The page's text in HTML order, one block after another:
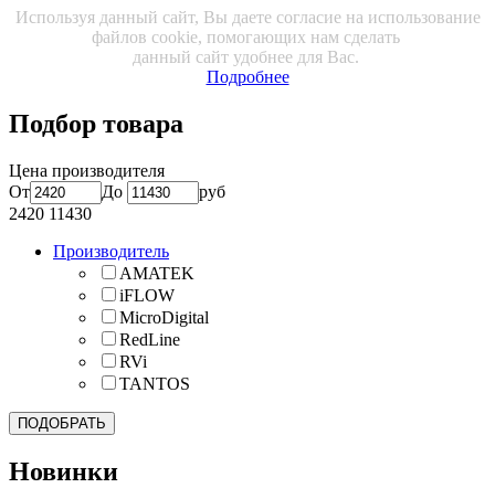
Используя данный сайт, Вы даете согласие на использование
файлов cookie, помогающих нам сделать
данный сайт удобнее для Вас.
Подробнее
Подбор товара
Цена производителя
От
До
руб
2420 11430
Производитель
AMATEK
iFLOW
MicroDigital
RedLine
RVi
TANTOS
Новинки